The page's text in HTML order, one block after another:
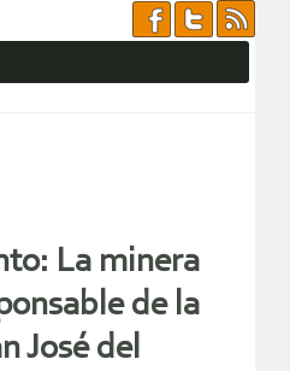
La minera
de la
José del